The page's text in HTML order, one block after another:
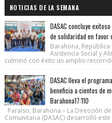
NOTICIAS DE LA SEMANA
DASAC concluye
de solidaridad en favor
Barahona,
Asistencia Social y
culminó con éxito un amplio
DASAC lleva el
beneficia a cientos de
Barahona17:110
Paraíso, Barahona.– La Dirección
Comunitaria (DASAC) desarrolló